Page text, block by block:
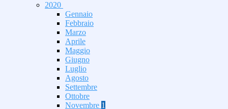
2020
Gennaio
Febbraio
Marzo
Aprile
Maggio
Giugno
Luglio
Agosto
Settembre
Ottobre
Novembre 1